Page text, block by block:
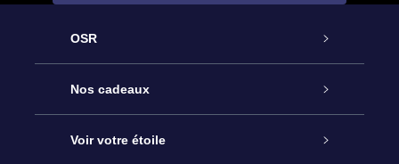
OSR
Service
À propos de l’OSR
Nos cadeaux
Cadeau d’étoile en ligne
Voir votre étoile